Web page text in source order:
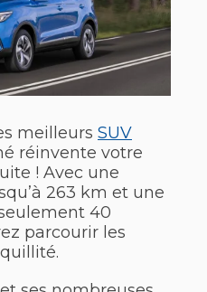
meilleurs SUV
réinvente votre
! Avec une
263 km et une
40
parcourir les